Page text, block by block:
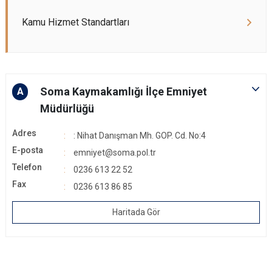
Kamu Hizmet Standartları
A
Soma Kaymakamlığı İlçe Emniyet
Müdürlüğü
Adres
: Nihat Danışman Mh. GOP. Cd. No:4
E-posta
emniyet@soma.pol.tr
Telefon
0236 613 22 52
Fax
0236 613 86 85
Haritada Gör